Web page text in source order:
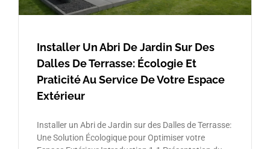
Installer Un Abri De Jardin Sur Des
Dalles De Terrasse: Écologie Et
Praticité Au Service De Votre Espace
Extérieur
Installer un Abri de Jardin sur des Dalles de Terrasse:
Une Solution Écologique pour Optimiser votre